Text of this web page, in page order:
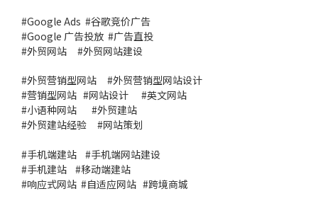
#Google Ads #谷歌竞价广告
#Google 广告投放 #广告直投
#外贸网站 #外贸网站建设
#外贸营销型网站 #外贸营销型网站设计
#营销型网站 #网站设计 #英文网站
#小语种网站 #外贸建站
#外贸建站经验 #网站策划
#手机端建站 #手机端网站建设
#手机建站 #移动端建站
#响应式网站 #自适应网站 #跨境商城